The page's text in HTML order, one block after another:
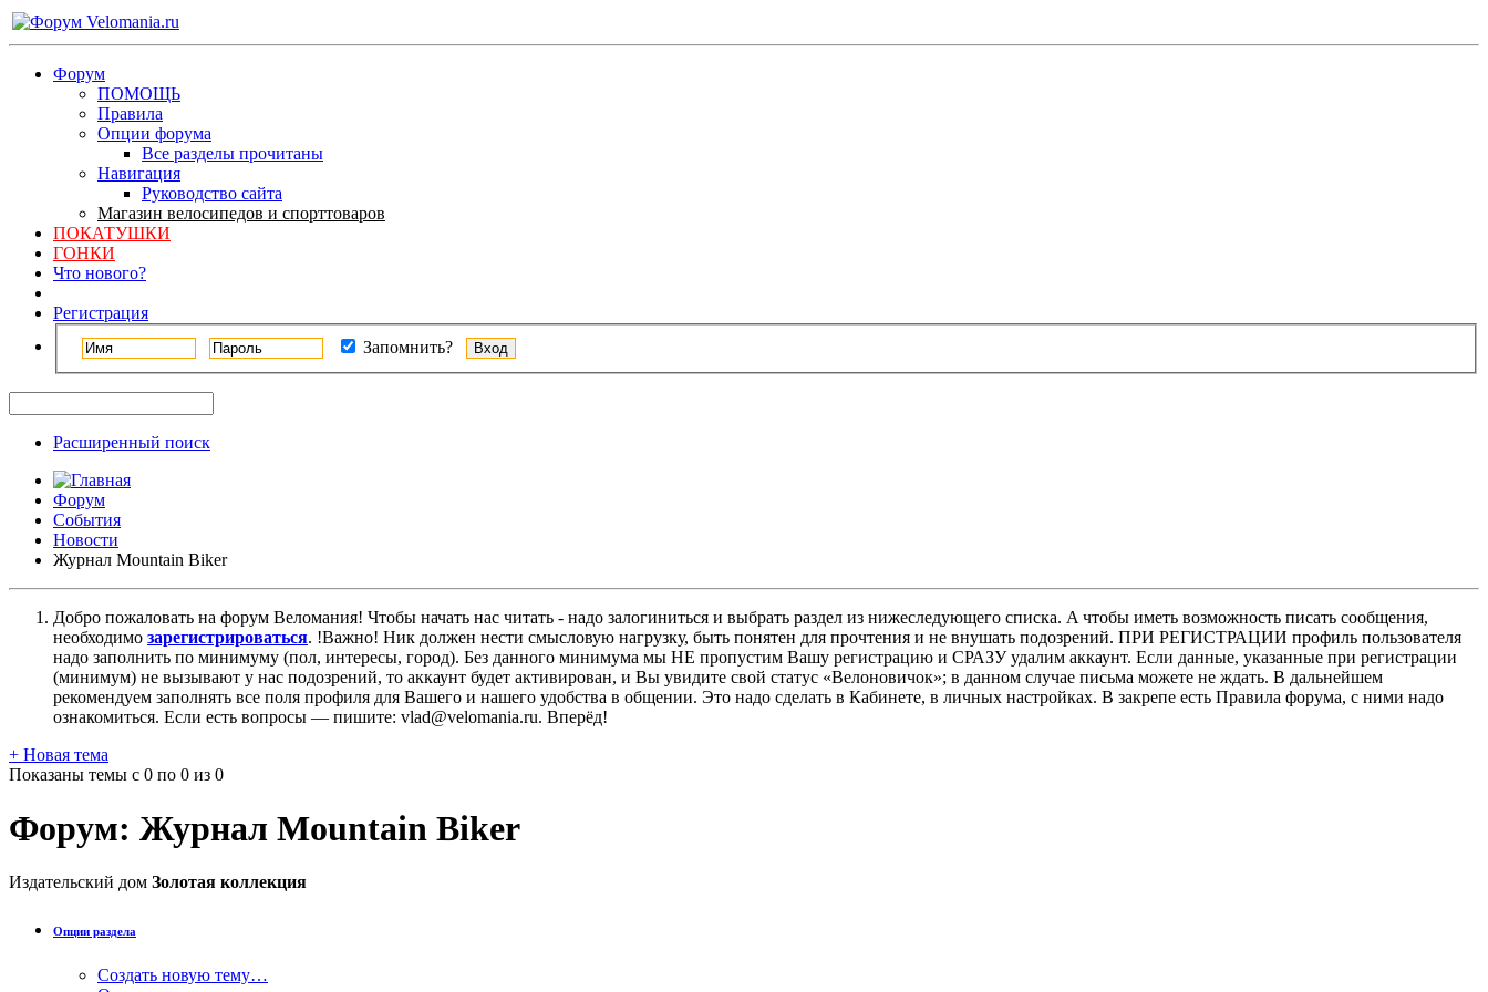
Форум
ПОМОЩЬ
Правила
Опции форума
Все разделы прочитаны
Навигация
Руководство сайта
Магазин велосипедов и спорттоваров
ПОКАТУШКИ
ГОНКИ
Что нового?
Регистрация
Запомнить?
Расширенный поиск
Форум
События
Новости
Журнал Mountain Biker
Добро пожаловать на форум Веломания! Чтобы начать нас читать - надо залогиниться и выбрать раздел из нижеследующего списка. A чтобы иметь возможность писать сообщения,
необходимо зарегистрироваться. !Важно! Ник должен нести смысловую нагрузку, быть понятен для прочтения и не внушать подозрений. ПРИ РЕГИСТРАЦИИ профиль пользователя
надо заполнить по минимуму (пол, интересы, город). Без данного минимума мы НЕ пропустим Вашу регистрацию и СРАЗУ удалим аккаунт. Если данные, указанные при регистрации
(минимум) не вызывают у нас подозрений, то аккаунт будет активирован, и Вы увидите свой статус «Велоновичок»; в данном случае письма можете не ждать. В дальнейшем
рекомендуем заполнять все поля профиля для Вашего и нашего удобства в общении. Это надо сделать в Кабинете, в личных настройках. В закрепе есть Правила форума, с ними надо
ознакомиться. Если есть вопросы — пишите: vlad@velomania.ru. Вперёд!
+ Новая тема
Показаны темы с 0 по 0 из 0
Форум: Журнал Mountain Biker
Издательский дом Золотая коллекция
Опции раздела
Создать новую тему…